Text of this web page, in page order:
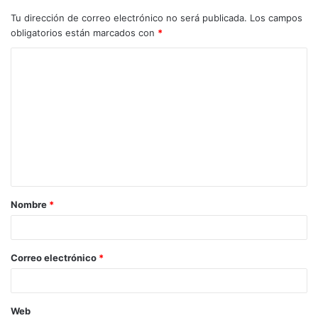
Tu dirección de correo electrónico no será publicada. Los campos
obligatorios están marcados con *
Nombre *
Correo electrónico *
Web